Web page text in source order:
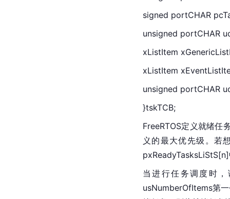
signed portCHAR
unsigned portCHAR
xListItem
xListItem
unsigned portCHAR
}tskTCB;
FreeRTOS定义就绪任
义的最大优先级。若
当进行任务调度时
usNumberOfItems第